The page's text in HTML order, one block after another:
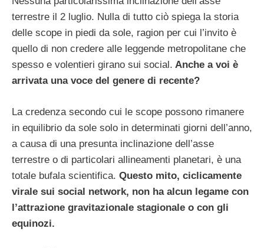
terrestre il 2 luglio. Nulla di tutto ciò spiega la storia
delle scope in piedi da sole, ragion per cui l’invito è
quello di non credere alle leggende metropolitane che
spesso e volentieri girano sui social. Anche a voi è
arrivata una voce del genere di recente?
La credenza secondo cui le scope possono rimanere
in equilibrio da sole solo in determinati giorni dell’anno,
a causa di una presunta inclinazione dell’asse
terrestre o di particolari allineamenti planetari, è una
totale bufala scientifica. Questo mito, ciclicamente
virale sui social network, non ha alcun legame con
l’attrazione gravitazionale stagionale o con gli
equinozi.